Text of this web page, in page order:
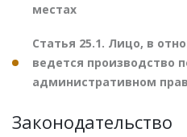
местах
Статья 25.1. Лицо, в
ведется производство
административном
Законодательство